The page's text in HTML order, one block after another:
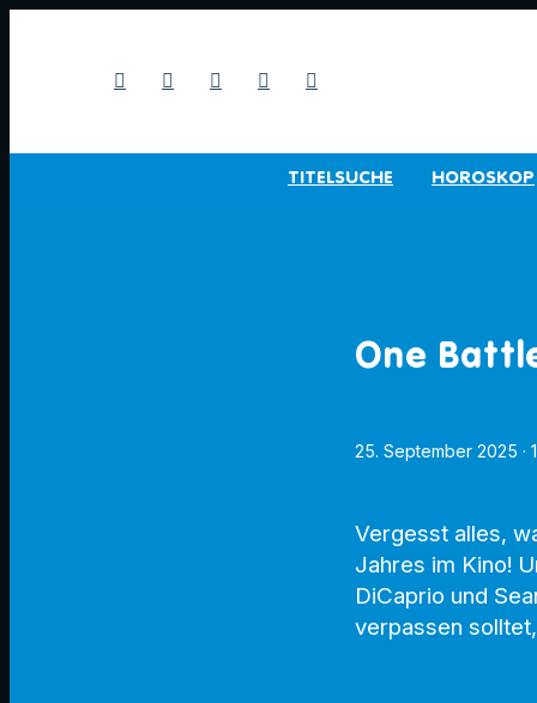
TITELSUCHE HOROSKOP
One
25. September 2025 ·
Vergesst alles,
Jahres im Kino!
DiCaprio und
verpassen